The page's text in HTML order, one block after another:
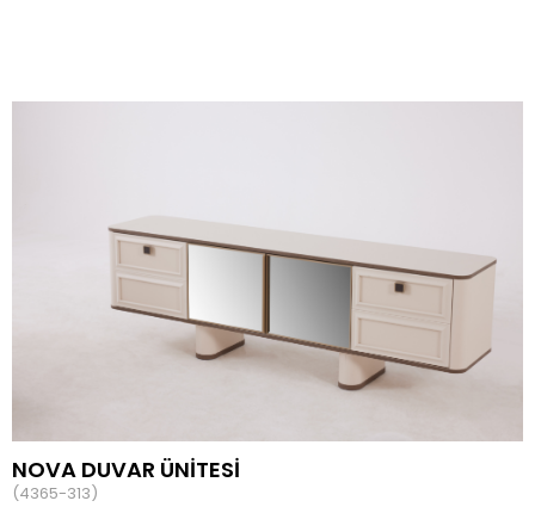
NOVA DUVAR ÜNİTESİ
(4365-313)